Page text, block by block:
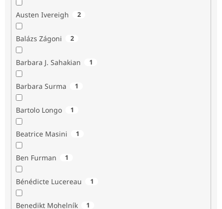
Austen Ivereigh 2
Balázs Zágoni 2
Barbara J. Sahakian 1
Barbara Surma 1
Bartolo Longo 1
Beatrice Masini 1
Ben Furman 1
Bénédicte Lucereau 1
Benedikt Mohelník 1